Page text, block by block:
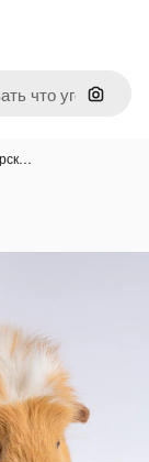
Поиск